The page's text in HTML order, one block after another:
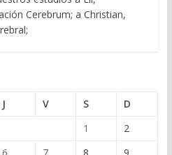
Cerebrum; a Christian,
J V S
D
1
2